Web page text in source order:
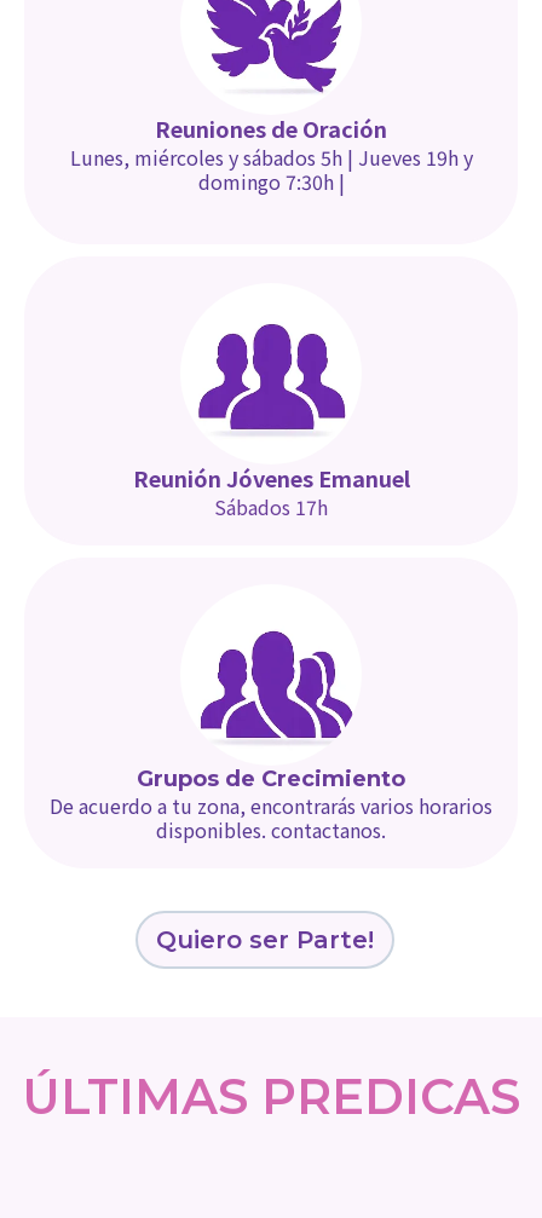
Reuniones de Oración
Lunes, miércoles y sábados 5h | Jueves 19h y
domingo 7:30h |
Reunión Jóvenes Emanuel
Sábados 17h
Grupos de Crecimiento
De acuerdo a tu zona, encontrarás varios horarios
disponibles. contactanos.
Quiero ser Parte!
ÚLTIMAS PREDICAS